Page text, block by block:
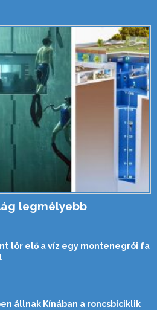
legmélyebb
tör elő a víz egy montenegrói fa
állnak Kínában a roncsbiciklik